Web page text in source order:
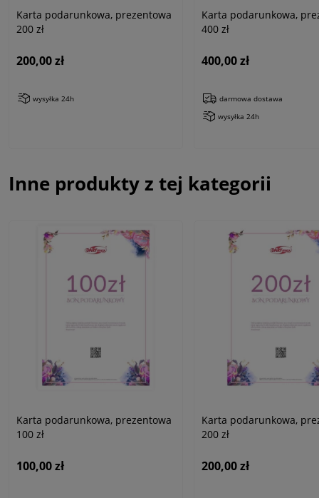
Karta podarunkowa, prezentowa
200 zł
200,00 zł
wysyłka 24h
Karta podarunkowa,
400 zł
400,00 zł
darmowa dostawa
wysyłka 24h
Inne produkty z tej kategorii
Karta podarunkowa, prezentowa
100 zł
100,00 zł
Karta podarunkowa,
200 zł
200,00 zł